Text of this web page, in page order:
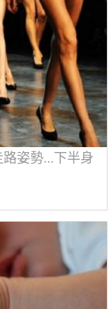
姿勢...下半身